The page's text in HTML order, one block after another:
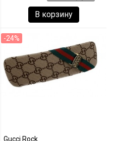
В корзину
-24%
Gucci Rock